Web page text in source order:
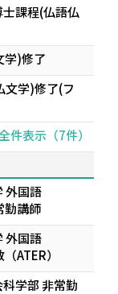
課程(仏語仏
学)修了
文学)修了(フ
件表示（7件）
外国語
勤講師
外国語
ATER）
学部 非常勤